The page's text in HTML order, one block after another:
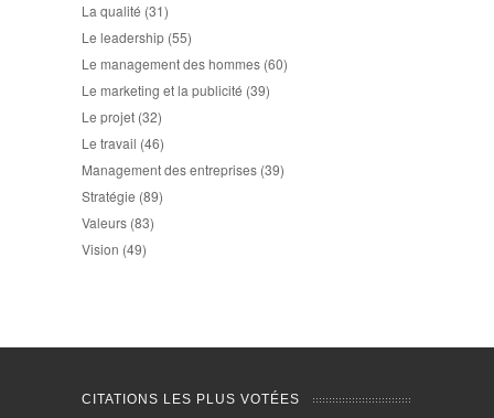
La qualité (31)
Le leadership (55)
Le management des hommes (60)
Le marketing et la publicité (39)
Le projet (32)
Le travail (46)
Management des entreprises (39)
Stratégie (89)
Valeurs (83)
Vision (49)
CITATIONS LES PLUS VOTÉES